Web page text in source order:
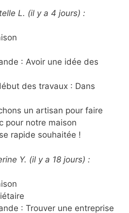
L. (il y a 4 jours) :
: Avoir une idée des
des travaux : Dans
un artisan pour faire
pour notre maison
rapide souhaitée !
Y. (il y a 18 jours) :
: Trouver une entreprise